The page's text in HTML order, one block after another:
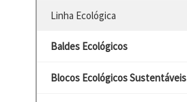
Linha Ecológica
Baldes Ecológicos
Blocos Ecológicos Sustentáveis